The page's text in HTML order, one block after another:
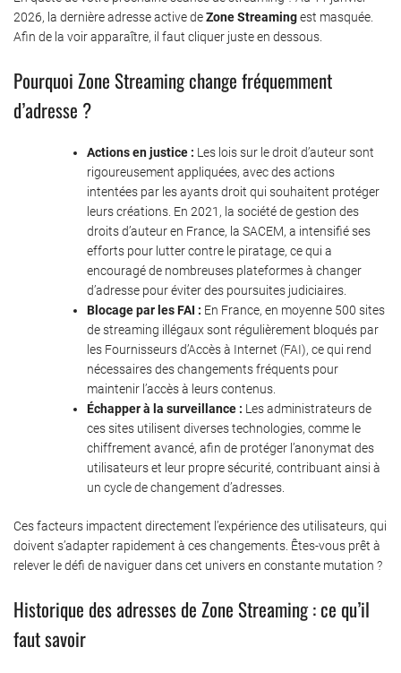
2026, la dernière adresse active deZone Streamingest masquée.
Afin de la voir apparaître, il faut cliquer juste en dessous.
Pourquoi Zone Streaming change fréquemment
d’adresse ?
Actions en justice : Les lois sur le droit d’auteur sont
rigoureusement appliquées, avec des actions
intentées par les ayants droit qui souhaitent protéger
leurs créations. En 2021, la société de gestion des
droits d’auteur en France, la SACEM, a intensifié ses
efforts pour lutter contre le piratage, ce qui a
encouragé de nombreuses plateformes à changer
d’adresse pour éviter des poursuites judiciaires.
Blocage par les FAI : En France, en moyenne 500 sites
de streaming illégaux sont régulièrement bloqués par
les Fournisseurs d’Accès à Internet (FAI), ce qui rend
nécessaires des changements fréquents pour
maintenir l’accès à leurs contenus.
Échapper à la surveillance : Les administrateurs de
ces sites utilisent diverses technologies, comme le
chiffrement avancé, afin de protéger l’anonymat des
utilisateurs et leur propre sécurité, contribuant ainsi à
un cycle de changement d’adresses.
Ces facteurs impactent directement l’expérience des utilisateurs, qui
doivent s’adapter rapidement à ces changements. Êtes-vous prêt à
relever le défi de naviguer dans cet univers en constante mutation ?
Historique des adresses de Zone Streaming : ce qu’il
faut savoir